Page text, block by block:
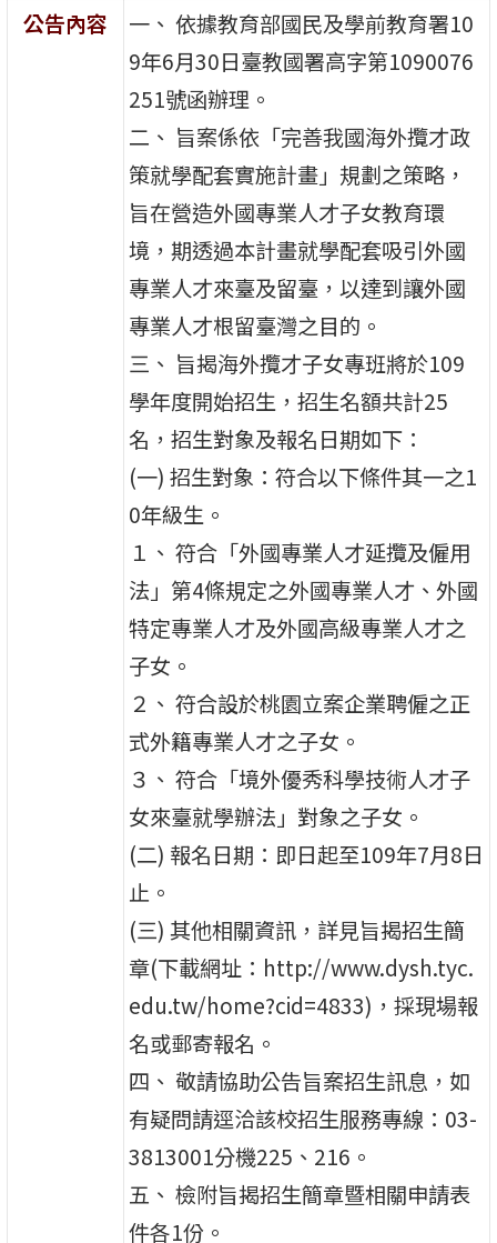
公告內容
一、 依據教育部國民及學前教育署10
9年6月30日臺教國署高字第1090076
251號函辦理。
二、 旨案係依「完善我國海外攬才政
策就學配套實施計畫」規劃之策略，
旨在營造外國專業人才子女教育環
境，期透過本計畫就學配套吸引外國
專業人才來臺及留臺，以達到讓外國
專業人才根留臺灣之目的。
三、 旨揭海外攬才子女專班將於109
學年度開始招生，招生名額共計25
名，招生對象及報名日期如下：
(一) 招生對象：符合以下條件其一之1
0年級生。
１、 符合「外國專業人才延攬及僱用
法」第4條規定之外國專業人才、外國
特定專業人才及外國高級專業人才之
子女。
２、 符合設於桃園立案企業聘僱之正
式外籍專業人才之子女。
３、 符合「境外優秀科學技術人才子
女來臺就學辦法」對象之子女。
(二) 報名日期：即日起至109年7月8日
止。
(三) 其他相關資訊，詳見旨揭招生簡
章(下載網址：http://www.dysh.tyc.
edu.tw/home?cid=4833)，採現場報
名或郵寄報名。
四、 敬請協助公告旨案招生訊息，如
有疑問請逕洽該校招生服務專線：03-
3813001分機225、216。
五、 檢附旨揭招生簡章暨相關申請表
件各1份。